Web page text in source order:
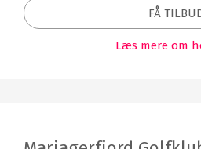
FÅ
Læs mere om